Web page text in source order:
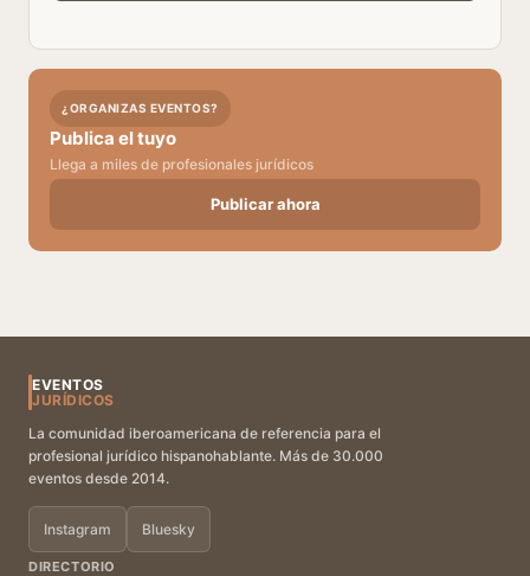
¿ORGANIZAS EVENTOS?
Publica el tuyo
Llega a miles de profesionales jurídicos
Publicar ahora
EVENTOS
JURÍDICOS
La comunidad iberoamericana de referencia para el
profesional jurídico hispanohablante. Más de 30.000
eventos desde 2014.
Instagram Bluesky
DIRECTORIO